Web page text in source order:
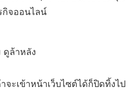
กิจออนไลน์
ดูล้าหลัง
จะเข้าหน้าเว็บไซต์ได้ก็ปิดทิ้งไป